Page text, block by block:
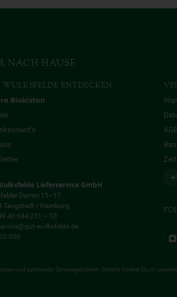
NACH HAUSE
WULKSFELDE ENTDECKEN
Biokisten
Lieferservice GmbH
Damm 15–17
Tangstedt / Hamburg
40 644 251 – 10
wulksfelde.de
006
AGB
und optionaler Servicegebühren. Details findest Du in unseren